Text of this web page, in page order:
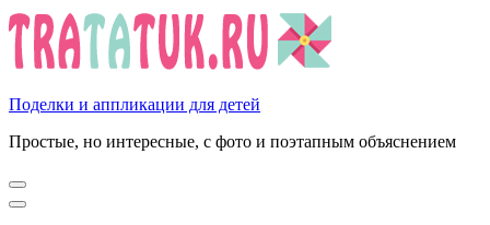
Перейти
к
содержимому
Enter)
Поделки и аппликации для детей
Простые, но интересные, с фото и поэтапным объяснением